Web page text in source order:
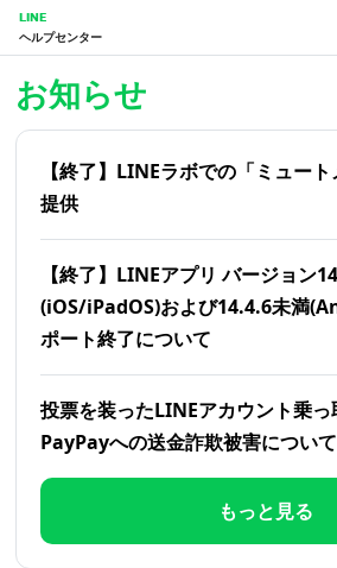
LINE
ヘルプセンター
お知らせ
【終了】LINEラボでの「ミュート
提供
【終了】LINEアプリ バージョン
(iOS/iPadOS)および14.4.6未満
ポート終了について
投票を装ったLINEアカウント乗っ
PayPayへの送金詐欺被害について
もっと見る